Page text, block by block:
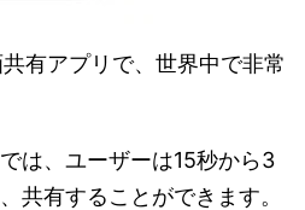
有アプリで、世界中で非常
は、ユーザーは15秒から3
共有することができます。